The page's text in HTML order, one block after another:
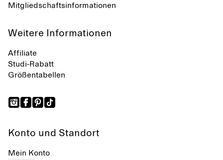
Mitgliedschaftsinformationen
Weitere Informationen
Affiliate
Studi-Rabatt
Größentabellen
Konto und Standort
Mein Konto